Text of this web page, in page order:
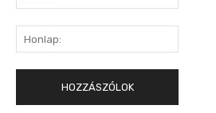
mail:*